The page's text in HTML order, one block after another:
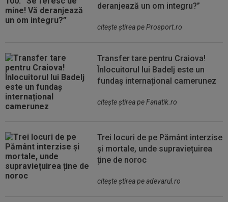
deranjează un om integru?”
citeşte ştirea pe Prosport.ro
Transfer tare pentru Craiova!
Înlocuitorul lui Badelj este un
fundaș internațional camerunez
citeşte ştirea pe Fanatik.ro
Trei locuri de pe Pământ interzise
și mortale, unde supraviețuirea
ține de noroc
citeşte ştirea pe adevarul.ro